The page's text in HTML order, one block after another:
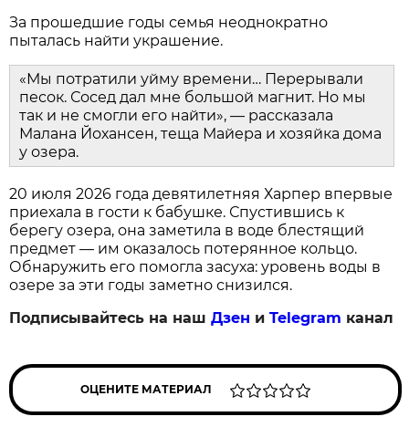
За прошедшие годы семья неоднократно
пыталась найти украшение.
«Мы потратили уйму времени… Перерывали
песок. Сосед дал мне большой магнит. Но мы
так и не смогли его найти», — рассказала
Малана Йохансен, теща Майера и хозяйка дома
у озера.
20 июля 2026 года девятилетняя Харпер впервые
приехала в гости к бабушке. Спустившись к
берегу озера, она заметила в воде блестящий
предмет — им оказалось потерянное кольцо.
Обнаружить его помогла засуха: уровень воды в
озере за эти годы заметно снизился.
Подписывайтесь на нашДзен иTelegram канал
ОЦЕНИТЕ МАТЕРИАЛ